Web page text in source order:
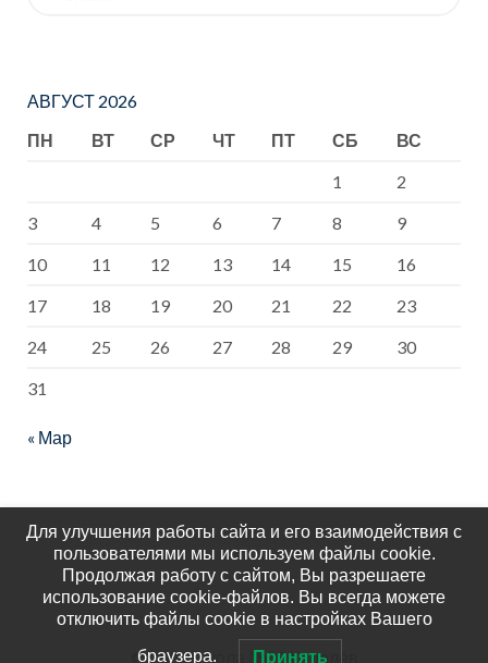
АВГУСТ 2026
ПН
ВТ СР ЧТ ПТ СБ
ВС
1
2
3
4 5 6 7 8
9
10
11 12 13 14 15
16
17
18 19 20 21 22
23
24
25 26 27 28 29
30
31
« Мар
© 2026Школа №15 Королёв
Для улучшения работы сайта и его взаимодействия с
пользователями мы используем файлы cookie.
Продолжая работу с сайтом, Вы разрешаете
использование cookie-файлов. Вы всегда можете
отключить файлы cookie в настройках Вашего
браузера. Принять